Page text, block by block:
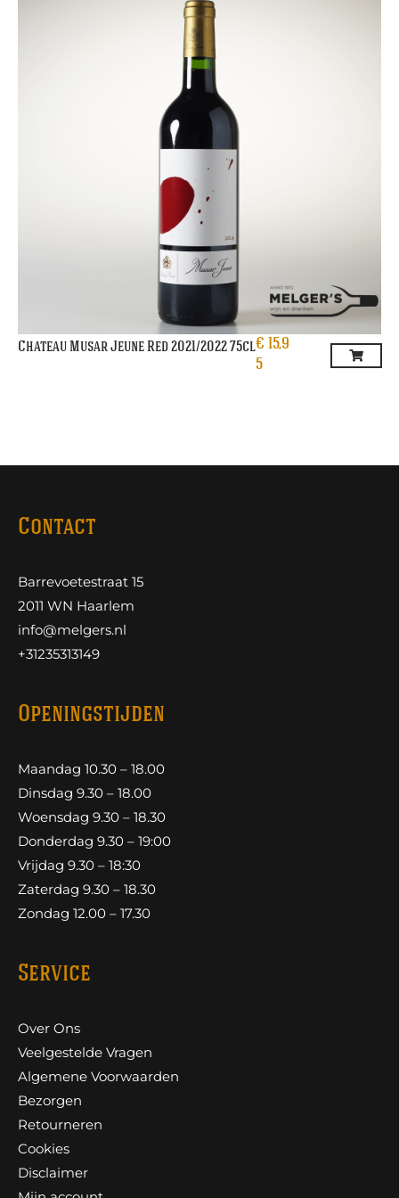
Chateau Musar Jeune Red 2021/2022 75cl€ 15,9
5
Contact
Barrevoetestraat 15
2011 WN Haarlem
info@melgers.nl
+31235313149
Openingstijden
Maandag 10.30 – 18.00
Dinsdag 9.30 – 18.00
Woensdag 9.30 – 18.30
Donderdag 9.30 – 19:00
Vrijdag 9.30 – 18:30
Zaterdag 9.30 – 18.30
Zondag 12.00 – 17.30
Service
Over Ons
Veelgestelde Vragen
Algemene Voorwaarden
Bezorgen
Retourneren
Cookies
Disclaimer